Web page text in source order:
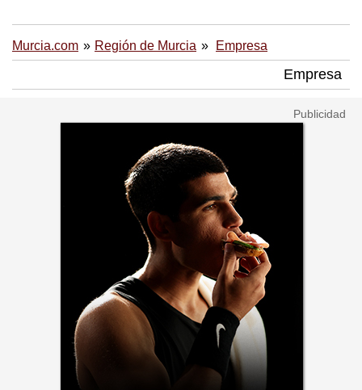
Murcia.com Región de Murcia Empresa
Empresa